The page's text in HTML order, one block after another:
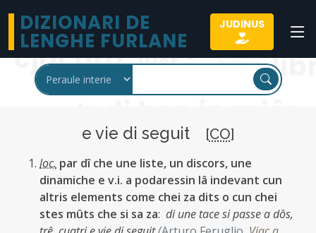
DIZIONARI DE
LENGHE FURLANE
JUDINUS
e vie di seguit [CO]
loc. par dî che une liste, un discors, une
dinamiche e v.i. a podaressin lâ indevant cun
altris elements come chei za dits o cun chei
stes mûts che si sa za: di une tace si passe a dôs,